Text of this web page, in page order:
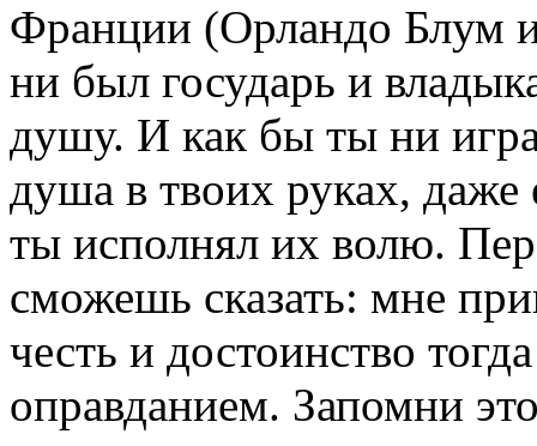
Франции (Орландо Блум
ни был государь и
душу. И как бы ты ни
душа в твоих руках, даже
ты исполнял их волю.
сможешь сказать: мне
честь и достоинство
оправданием. Запомни